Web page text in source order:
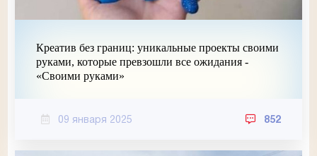
Креатив без границ: уникальные проекты своими
руками, которые превзошли все ожидания -
«Своими руками»
09 января 2025 852